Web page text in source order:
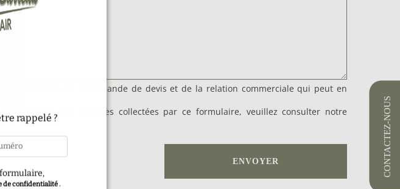
le cadre de la demande de devis et de la relation commerciale qui peut en
des données collectées par ce formulaire, veuillez consulter notre
CONTACTEZ-NOUS
rappelé ?
de confidentialité .